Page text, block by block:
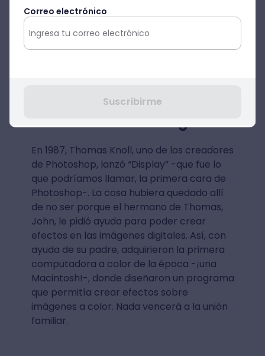
El nacimiento de un grande
En 1987, Thomas Knoll, uno de los creadores
de Photoshop, lanzó “Display” -que fue lo
que podríamos llamar, la primera cara de
Photoshop-. La cosa hubiera quedado allí
de no ser porque el hermano de Thomas,
John, le pidió ayuda para poder crear
efectos en las imágenes digitales. Así, con
ayuda de su padre, adquirieron la primera
computadora a color de la época -¡una
Macintosh!-, donde diseñaron un programa
que permitía crear efectos sobre
imágenes a color. Nada vencerá a la unión
familiar.
Correo electrónico
Suscribirme